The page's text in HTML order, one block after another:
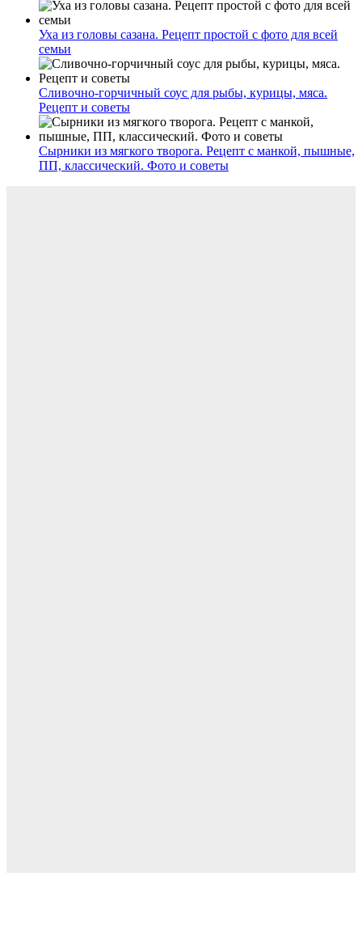
Уха из головы сазана. Рецепт простой с фото для всей
семьи
Сливочно-горчичный соус для рыбы, курицы, мяса.
Рецепт и советы
Сырники из мягкого творога. Рецепт с манкой, пышные,
ПП, классический. Фото и советы